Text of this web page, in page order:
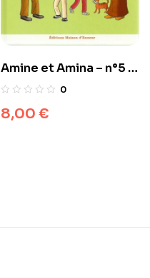
Amine et Amina – n°5 :
L’exemple du Prophète
0
8,00 €